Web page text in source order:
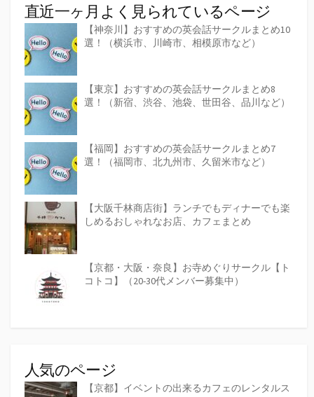
直近一ヶ月よく見られているページ
【神奈川】おすすめの英会話サークルまとめ10
選！（横浜市、川崎市、相模原市など）
【東京】おすすめの英会話サークルまとめ8
選！（新宿、渋谷、池袋、世田谷、品川など）
【福岡】おすすめの英会話サークルまとめ7
選！（福岡市、北九州市、久留米市など）
【大阪千林商店街】ランチでもディナーでも楽
しめるおしゃれなお店、カフェまとめ
【京都・大阪・奈良】お寺めぐりサークル【ト
コトコ】（20-30代メンバー募集中）
人気のページ
【京都】イベントの出来るカフェのレンタルス